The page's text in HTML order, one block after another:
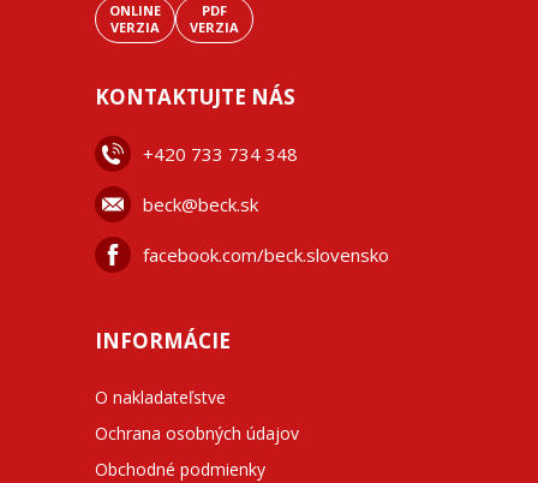
ONLINE
VERZIA
PDF
VERZIA
KONTAKTUJTE NÁS
+420 733 734 348
beck@beck.sk
facebook.com/beck.slovensko
INFORMÁCIE
O nakladateľstve
Ochrana osobných údajov
Obchodné podmienky